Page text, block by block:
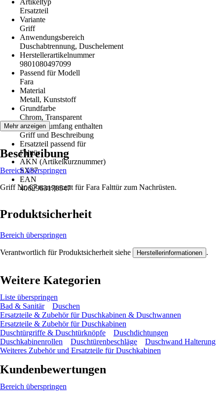
Artikeltyp
Ersatzteil
Variante
Griff
Anwendungsbereich
Duschabtrennung, Duschelement
Herstellerartikelnummer
9801080497099
Passend für Modell
Fara
Material
Metall, Kunststoff
Grundfarbe
Chrom, Transparent
Im Lieferumfang enthalten
Griff und Beschreibung
Ersatzteil passend für
Falttür
AKN (Artikelkurznummer)
SX87
EAN
4062963170547
Mehr anzeigen
Beschreibung
Bereich überspringen
Griff Nr. 67 transparent für Fara Falttür zum Nachrüsten.
Produktsicherheit
Bereich überspringen
Verantwortlich für Produktsicherheit siehe Herstellerinformationen .
Weitere Kategorien
Liste überspringen
Bad & Sanitär
Duschen
Ersatzteile & Zubehör für Duschkabinen & Duschwannen
Ersatzteile & Zubehör für Duschkabinen
Duschtürgriffe & Duschtürknöpfe
Duschdichtungen
Duschkabinenrollen
Duschtürenbeschläge
Duschwand Halterung
Weiteres Zubehör und Ersatzteile für Duschkabinen
Kundenbewertungen
Bereich überspringen